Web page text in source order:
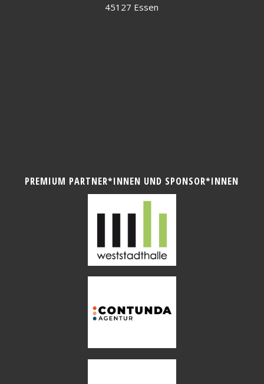
45127 Essen
PREMIUM PARTNER*INNEN UND SPONSOR*INNEN